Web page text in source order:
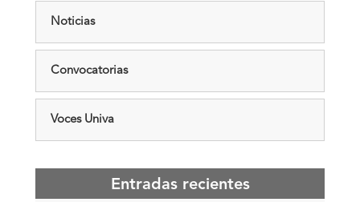
Noticias
Convocatorias
Voces Univa
Entradas recientes